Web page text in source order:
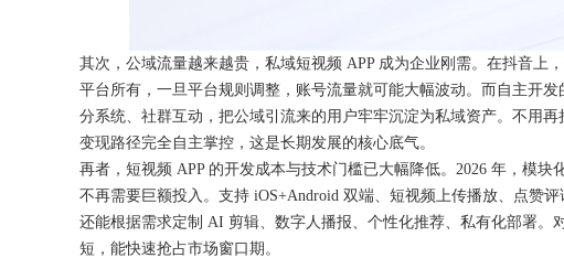
其次，公域流量越来越贵，私域短视频 APP 成为企业刚需。在抖音上
平台所有，一旦平台规则调整，账号流量就可能大幅波动。而自主开
分系统、社群互动，把公域引流来的用户牢牢沉淀为私域资产。不用
变现路径完全自主掌控，这是长期发展的核心底气。
再者，短视频 APP 的开发成本与技术门槛已大幅降低。2026 年，模
不再需要巨额投入。支持 iOS+Android 双端、短视频上传播放、点赞
还能根据需求定制 AI 剪辑、数字人播报、个性化推荐、私有化部署。
短，能快速抢占市场窗口期。